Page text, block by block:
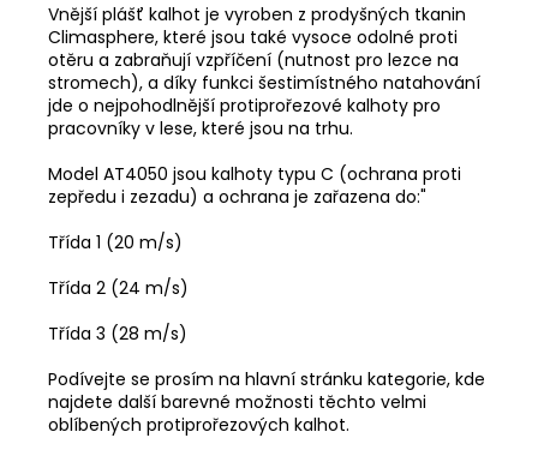
Vnější plášť kalhot je vyroben z prodyšných tkanin
Climasphere, které jsou také vysoce odolné proti
otěru a zabraňují vzpříčení (nutnost pro lezce na
stromech), a díky funkci šestimístného natahování
jde o nejpohodlnější protiprořezové kalhoty pro
pracovníky v lese, které jsou na trhu.
Model AT4050 jsou kalhoty typu C (ochrana proti
zepředu i zezadu) a ochrana je zařazena do:"
Třída 1 (20 m/s)
Třída 2 (24 m/s)
Třída 3 (28 m/s)
Podívejte se prosím na hlavní stránku kategorie, kde
najdete další barevné možnosti těchto velmi
oblíbených protiprořezových kalhot.